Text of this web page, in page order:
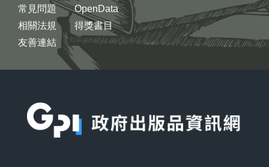
常見問題
相關法規
友善連結
OpenData
得獎書目